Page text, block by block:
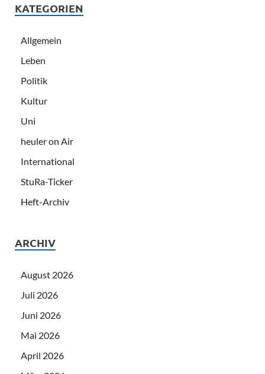
KATEGORIEN
Allgemein
Leben
Politik
Kultur
Uni
heuler on Air
International
StuRa-Ticker
Heft-Archiv
ARCHIV
August 2026
Juli 2026
Juni 2026
Mai 2026
April 2026